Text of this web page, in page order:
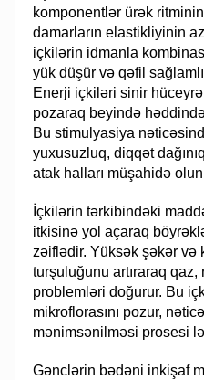
komponentlər ürək
damarların elastikliyinin
içkilərin idmanla
yük düşür və qəfil
Enerji içkiləri sinir
pozaraq beyində
Bu stimulyasiya
yuxusuzluq, diqqət
atak halları müşahidə
İçkilərin tərkibindəki
itkisinə yol açaraq
zəiflədir. Yüksək şəkər və
turşuluğunu artıraraq
problemləri doğurur. Bu
mikroflorasını pozur,
mənimsənilməsi prosesi
Gənclərin bədəni inkişaf